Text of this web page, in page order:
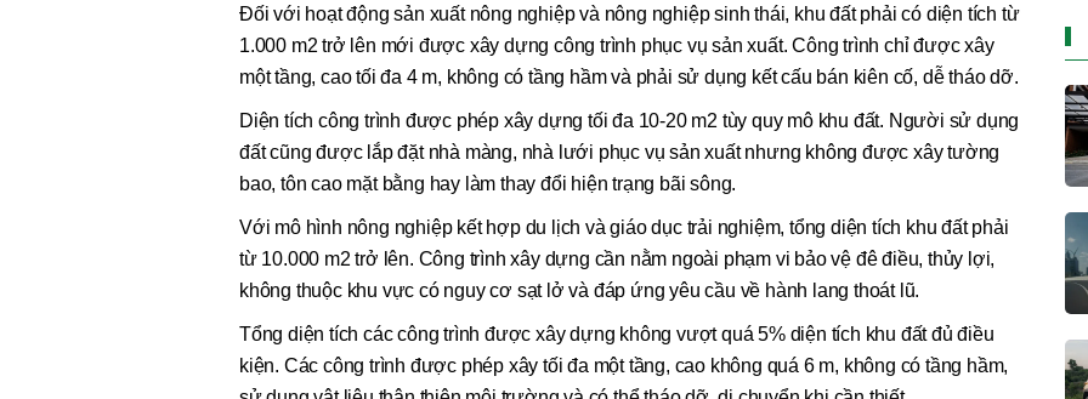
Đối với hoạt động sản xuất nông nghiệp và nông nghiệp sinh thái, khu đất phải có diện tích từ
1.000 m2 trở lên mới được xây dựng công trình phục vụ sản xuất. Công trình chỉ được xây
một tầng, cao tối đa 4 m, không có tầng hầm và phải sử dụng kết cấu bán kiên cố, dễ tháo dỡ.
Diện tích công trình được phép xây dựng tối đa 10-20 m2 tùy quy mô khu đất. Người sử dụng
đất cũng được lắp đặt nhà màng, nhà lưới phục vụ sản xuất nhưng không được xây tường
bao, tôn cao mặt bằng hay làm thay đổi hiện trạng bãi sông.
Với mô hình nông nghiệp kết hợp du lịch và giáo dục trải nghiệm, tổng diện tích khu đất phải
từ 10.000 m2 trở lên. Công trình xây dựng cần nằm ngoài phạm vi bảo vệ đê điều, thủy lợi,
không thuộc khu vực có nguy cơ sạt lở và đáp ứng yêu cầu về hành lang thoát lũ.
Tổng diện tích các công trình được xây dựng không vượt quá 5% diện tích khu đất đủ điều
kiện. Các công trình được phép xây tối đa một tầng, cao không quá 6 m, không có tầng hầm,